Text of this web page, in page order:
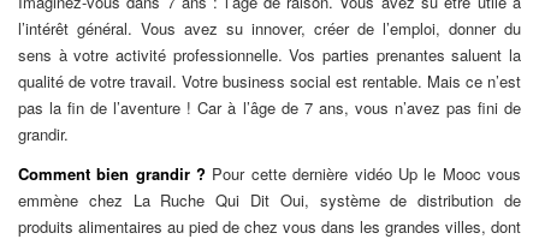
l’intérêt général. Vous avez su innover, créer de l’emploi, donner du
sens à votre activité professionnelle. Vos parties prenantes saluent la
qualité de votre travail. Votre business social est rentable. Mais ce n’est
pas la fin de l’aventure ! Car à l’âge de 7 ans, vous n’avez pas fini de
grandir.
Comment bien grandir ? Pour cette dernière vidéo Up le Mooc vous
emmène chez La Ruche Qui Dit Oui, système de distribution de
produits alimentaires au pied de chez vous dans les grandes villes, dont